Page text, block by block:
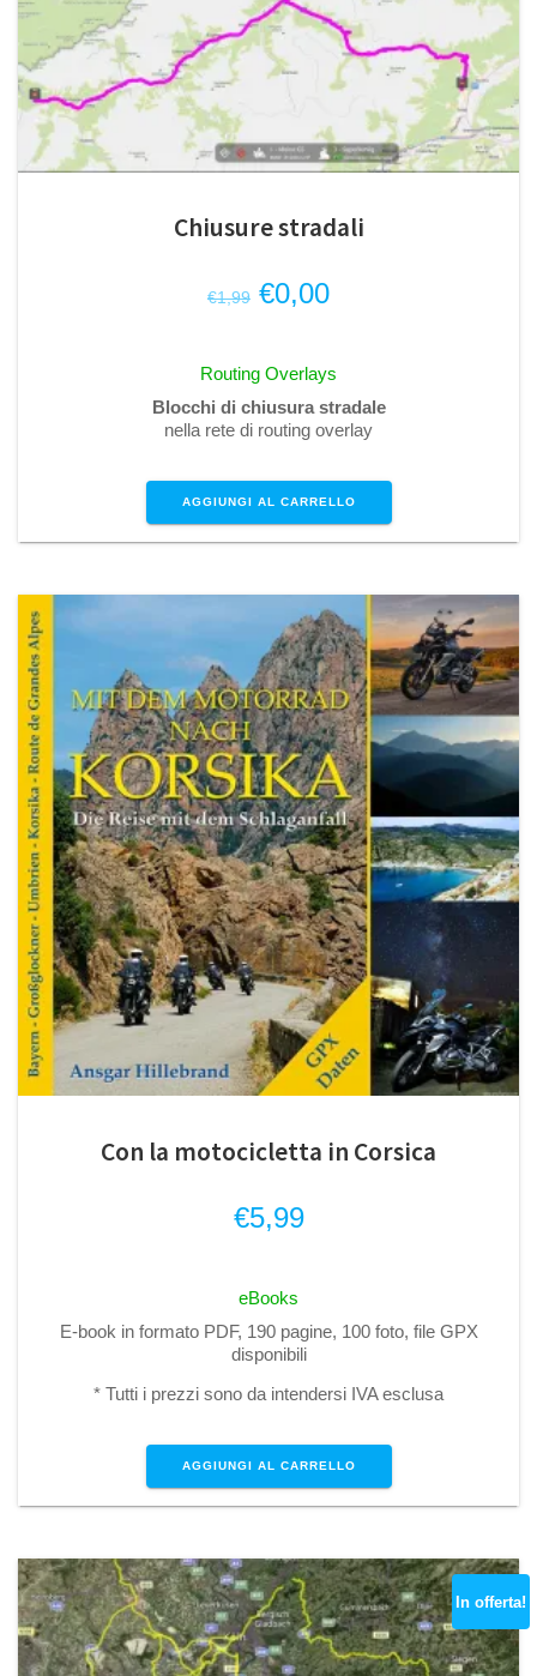
Chiusure stradali
€1,99 Il
originale
era:
€1,99.
€0,00Il
€0,00.
Routing Overlays
Blocchi di chiusura stradale
nella rete di routing overlay
AGGIUNGI AL CARRELLO
Con la motocicletta in Corsica
€5,99
eBooks
E-book in formato PDF, 190 pagine, 100 foto, file GPX
disponibili
* Tutti i prezzi sono da intendersi IVA esclusa
AGGIUNGI AL CARRELLO
In offerta!